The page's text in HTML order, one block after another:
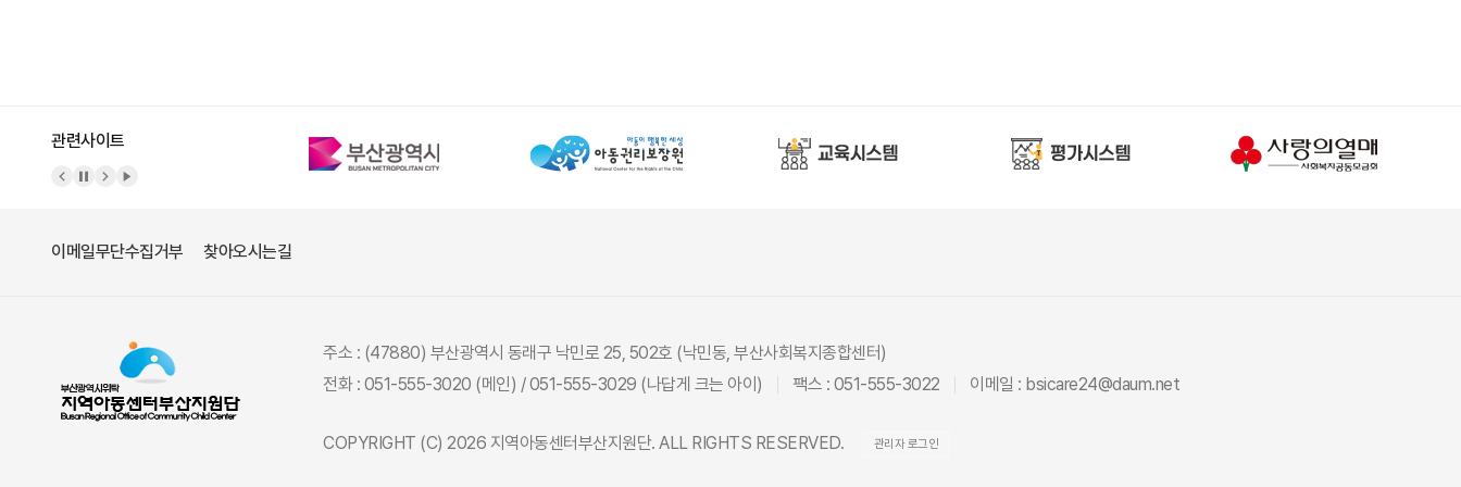
관련사이트
이메일무단수집거부 찾아오시는길
주소 : (47880) 부산광역시 동래구 낙민로 25, 502호 (낙민동, 부산사회복지종합센터)
전화 : 051-555-3020 (메인) / 051-555-3029 (나답게 크는 아이)
팩스 : 051-555-3022 이메일 : bsicare24@daum.net
COPYRIGHT (C) 2026 지역아동센터부산지원단. ALL RIGHTS RESERVED. 관리자 로그인